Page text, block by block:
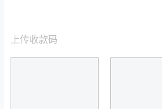
上传收款码